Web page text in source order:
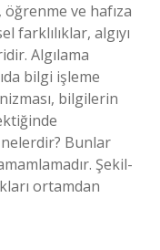
ve hafıza
algıyı
Algılama
bilgi işleme
bilgilerin
nelerdir? Bunlar
Şekil-
ortamdan